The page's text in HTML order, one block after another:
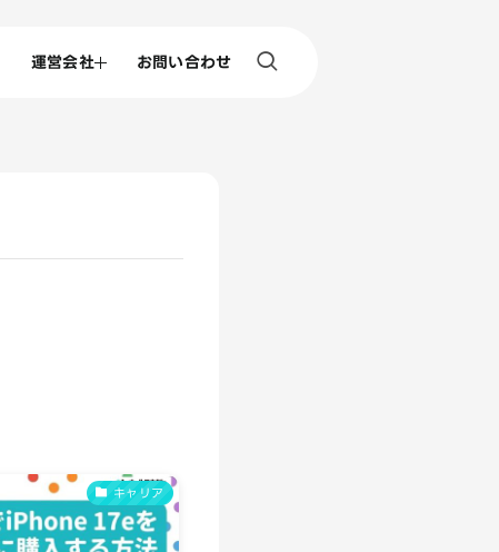
運営会社 お問い合わせ
キャリア